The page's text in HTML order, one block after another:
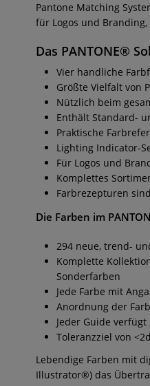
Pantone Matching
für Logos und
Das PANTONE®
Vier handliche
Größte Vielfalt von
Nützlich beim
Enthält Standard-
Praktische
Lighting Indicator-
Für Logos und
Komplettes
Farbrezepturen
Die Farben im
294 neue, trend-
Komplette
Sonderfarben
Jede Farbe mit
Anordnung der
Jeder Guide
Toleranzziel von
Lebendige Farben mit
Illustrator®) das